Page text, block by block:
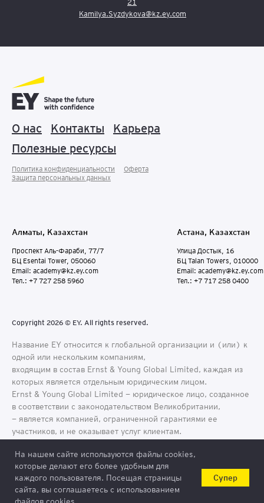
21
Kamilya.Syzdykova@kz.ey.com
О нас Контакты
Карьера
Полезные ресурсы
Политика конфиденциальности
Оферта
Защита персональных данныx
Алматы, Казахстан
Проспект Аль-Фараби, 77/7
БЦ Esentai Tower, 050060
Email: academy@kz.ey.com
Тел.: +7 727 258 5960
Астана, Казахстан
Улица Достык, 16
БЦ Talan Towers, 010000
Email: academy@kz.ey.com
Тел.: +7 717 258 0400
Copyright 2026 © EY. All rights reserved.
Название EY относится к глобальной организации и (или) к
одной или нескольким компаниям,
входящим в состав Ernst & Young Global Limited, каждая из
которых является отдельным юридическим лицом.
Ernst & Young Global Limited − юридическое лицо, созданное
в соответствии с законодательством Великобритании,
− является компанией, ограниченной гарантиями ее
участников, и не оказывает услуг клиентам.
Консультация
На нашем сайте используются файлы cookies,
которые делают его более удобным для
каждого пользователя. Посещая страницы
сайта, вы соглашаетесь с использованием
Супер